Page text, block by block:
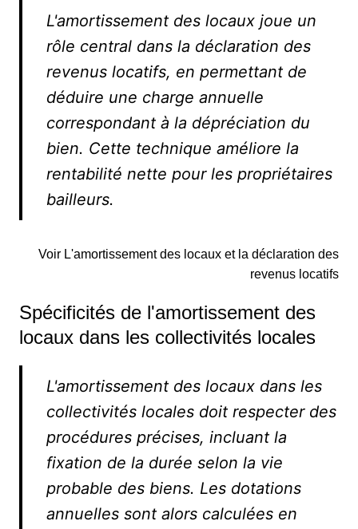
L'amortissement des locaux joue un
rôle central dans la déclaration des
revenus locatifs, en permettant de
déduire une charge annuelle
correspondant à la dépréciation du
bien. Cette technique améliore la
rentabilité nette pour les propriétaires
bailleurs.
Voir L'amortissement des locaux et la déclaration des
revenus locatifs
Spécificités de l'amortissement des
locaux dans les collectivités locales
L'amortissement des locaux dans les
collectivités locales doit respecter des
procédures précises, incluant la
fixation de la durée selon la vie
probable des biens. Les dotations
annuelles sont alors calculées en